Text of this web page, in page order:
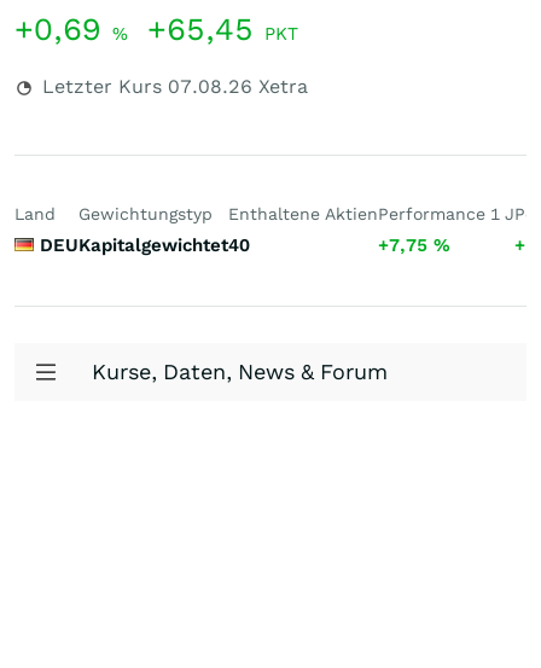
+0,69 % +65,45 PKT
Letzter Kurs 07.08.26 Xetra
Land
DEU
Gewichtungstyp
Kapitalgewichtet
Enthaltene Aktien
40
Performance 1 J
+7,75 %
Kurse, Daten, News & Forum